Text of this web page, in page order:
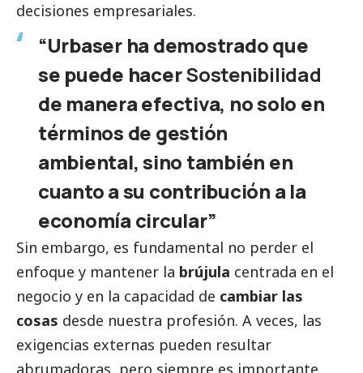
decisiones empresariales.
“Urbaser ha demostrado que
se puede hacerSostenibilidad
de manera efectiva, no solo en
términos de gestión
ambiental, sino también en
cuanto a su contribución a la
economía circular”
Sin embargo, es fundamental no perder el
enfoque y mantener la brújula centrada en el
negocio y en la capacidad de cambiar las
cosas desde nuestra profesión. A veces, las
exigencias externas pueden resultar